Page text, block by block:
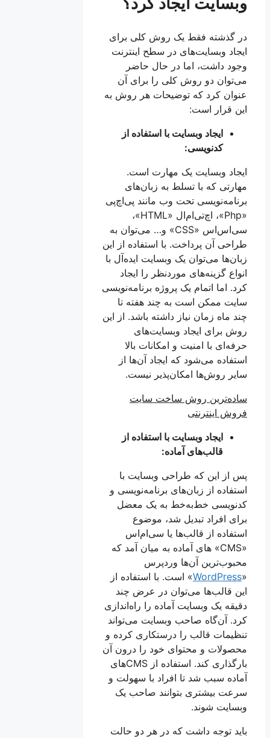
در گذشته فقط یک روش کلی برای
ایجاد وبسایت‌های در سطح اینترنت
وجود داشت، اما در حال حاضر
می‌توان دو روش کلی را برای آن
عنوان کرد که توضیحات هر روش به
این قرار است:
ایجاد وبسایت با استفاده از
کدنویسی:
ایجاد وبسایت یک مهارت است.
مهارتی که با تسلط به زبان‌های
برنامه‌نویسی تحت وب مانند پی‌اچ‌پی
«Php»، اچ‌تی‌ام‌ال «HTML»،
سی‌اس‌اس «CSS» و… می‌توان به
طراحی آن پرداخت. با استفاده از این
زبان‌ها می‌توان یک وبسایت ایده‌آل با
انواع گزینه‌های موردنظر را ایجاد
کرد. اما اتمام یک پروژه برنامه‌نویسی
سایت ممکن است به چند هفته تا
چند ماه زمان نیاز داشته باشد. از این
روش برای ایجاد وبسایت‌های
حرفه‌ای با امنیت و امکانات بالا
استفاده می‌شود که ایجاد آن‌ها از
سایر روش‌ها امکان‌پذیر نیست.
ساده‌ترین روش ساخت سایت
فروش اینترنتی
ایجاد وبسایت با استفاده از
قالب‌های آماده:
پس از این که طراحی وبسایت با
استفاده از زبان‌های برنامه‌نویسی و
کدنویسی خط‌به‌خط به یک معضل
برای افراد تبدیل شد، موضوع
استفاده از قالب‌ها یا سی‌ام‌اس
«CMS» های آماده به میان آمد که
محبوب‌ترین آن‌ها وردپرس
WordPress» است. با استفاده از
این قالب‌ها می‌توان در عرض چند
دقیقه یک وبسایت آماده را راه‌اندازی
کرد. آن‌گاه صاحب وبسایت می‌تواند
تنظیمات قالب را درستکاری کرده و
محصولات و محتوای خود را درون آن
بارگذاری کند. استفاده از CMS‌های
آماده سبب شد تا افراد با سهولت و
سرعت بیشتری بتوانند صاحب یک
وبسایت شوند.
باید توجه داشت که در هر دو حالت